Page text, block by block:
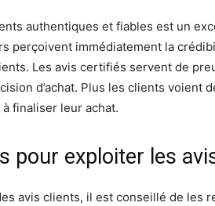
authentiques et fiables est un
perçoivent immédiatement la
Les avis certifiés servent de
d’achat. Plus les clients voient
finaliser leur achat.
pour exploiter les
avis clients, il est conseillé de les